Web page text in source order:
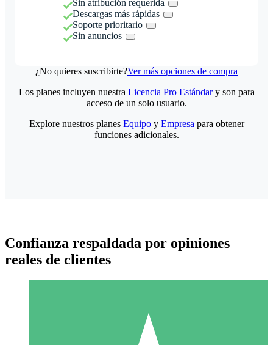
Sin atribución requerida
Descargas más rápidas
Soporte prioritario
Sin anuncios
¿No quieres suscribirte?Ver más opciones de compra
Los planes incluyen nuestra Licencia Pro Estándary son para
acceso de un solo usuario.
Explore nuestros planes Equipoy Empresa para obtener
funciones adicionales.
Confianza respaldada por opiniones
reales de clientes